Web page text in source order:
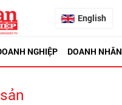
English
NGHIỆP DOANH NHÂN